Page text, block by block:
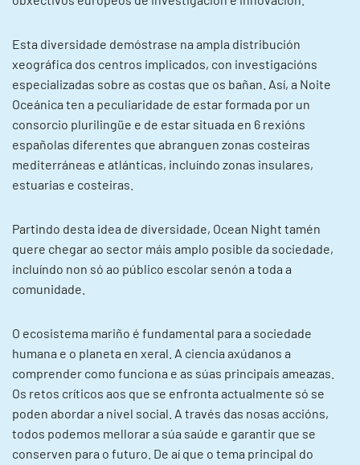
Esta diversidade demóstrase na ampla distribución
xeográfica dos centros implicados, con investigacións
especializadas sobre as costas que os bañan. Así, a Noite
Oceánica ten a peculiaridade de estar formada por un
consorcio plurilingüe e de estar situada en 6 rexións
españolas diferentes que abranguen zonas costeiras
mediterráneas e atlánticas, incluíndo zonas insulares,
estuarias e costeiras.
Partindo desta idea de diversidade, Ocean Night tamén
quere chegar ao sector máis amplo posible da sociedade,
incluíndo non só ao público escolar senón a toda a
comunidade.
O ecosistema mariño é fundamental para a sociedade
humana e o planeta en xeral. A ciencia axúdanos a
comprender como funciona e as súas principais ameazas.
Os retos críticos aos que se enfronta actualmente só se
poden abordar a nivel social. A través das nosas accións,
todos podemos mellorar a súa saúde e garantir que se
conserven para o futuro. De aí que o tema principal do